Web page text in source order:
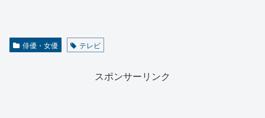
俳優・女優 テレビ
スポンサーリンク